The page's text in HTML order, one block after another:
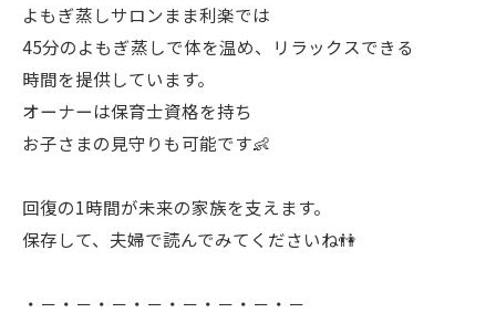
よもぎ蒸しサロンまま利楽では
45分のよもぎ蒸しで体を温め、リラックスできる
時間を提供しています。
オーナーは保育士資格を持ち
お子さまの見守りも可能です👶
回復の1時間が未来の家族を支えます。
保存して、夫婦で読んでみてくださいね👫
・－・－・－・－・－・－・－・－